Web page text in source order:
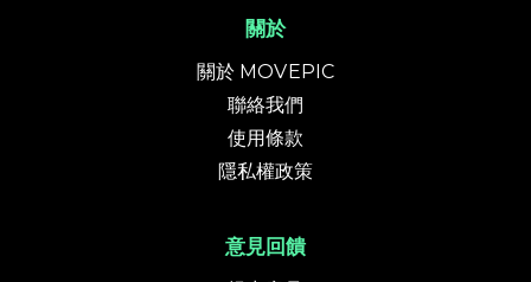
關於
關於 MOVEPIC
聯絡我們
使用條款
隱私權政策
意見回饋